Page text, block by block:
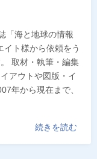
「海と地球の情報
ト様から依頼をう
取材・執筆・編集
アウトや図版・イ
年から現在まで、
続きを読む